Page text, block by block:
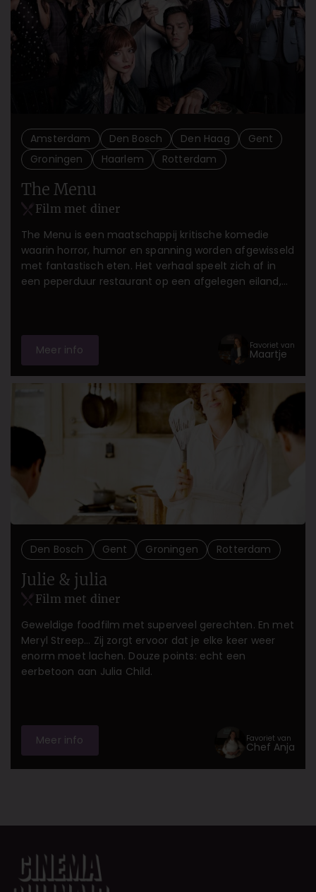
Amsterdam Den Bosch Den Haag
Gent
Groningen
Haarlem Rotterdam
The Menu
Film met diner
The Menu is een maatschappij kritische komedie
waarin horror, humor en spanning worden afgewisseld
met fantastisch eten. Het verhaal speelt zich af in
een peperduur restaurant op een afgelegen eiland,
Meer info Favoriet van
Maartje
Den Bosch Gent Groningen Rotterdam
Julie & julia
Film met diner
Geweldige foodfilm met superveel gerechten. En met
Meryl Streep… Zij zorgt ervoor dat je elke keer weer
enorm moet lachen. Douze points: echt een
eerbetoon aan Julia Child.
Meer info Favoriet van
Chef Anja